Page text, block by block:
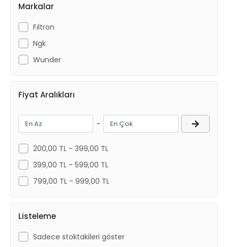
Markalar
Fıltron
Ngk
Wunder
Fiyat Aralıkları
-
200,00 TL - 399,00 TL
399,00 TL - 599,00 TL
799,00 TL - 999,00 TL
Listeleme
Sadece stoktakileri göster